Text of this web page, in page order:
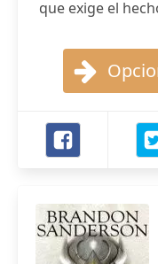
que exige el